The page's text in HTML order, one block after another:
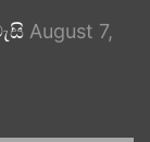
August 7,